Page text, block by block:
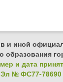
и иной
образования
и дата
№ ФС77-78690